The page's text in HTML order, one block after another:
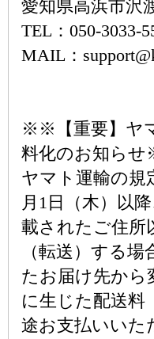
愛知県高浜市沢
TEL：050-3033-
MAIL：
※※【重要】ヤ
料化のお知ら
ヤマト運輸の規
月1日（木）以
載されたご住所
（転送）する
たお届け先から
に生じた配送料
途お支払いいた